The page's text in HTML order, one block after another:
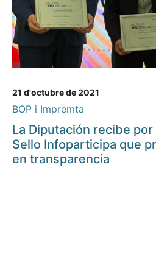
21 d'octubre de 2021
BOP i Impremta
La Diputación recibe
Sello Infoparticipa que
en transparencia